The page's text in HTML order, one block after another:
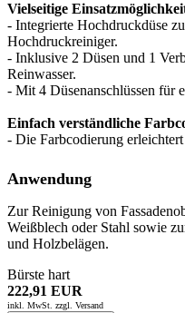
Vielseitige
- Integrierte Hochdruckdüse
Hochdruckreiniger.
- Inklusive 2 Düsen und 1
Reinwasser.
- Mit 4 Düsenanschlüssen für
Einfach verständliche
- Die Farbcodierung
Anwendung
Zur Reinigung von
Weißblech oder Stahl sowie
und Holzbelägen.
Bürste hart
222,91 EUR
inkl. MwSt. zzgl. Versand